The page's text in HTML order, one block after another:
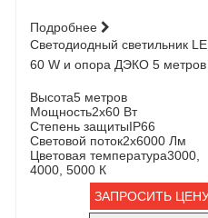
Подробнее
Светодиодный светильник
60 W и опора ДЭКО 5 метров
Высота5 метров
Мощность2х60 Вт
Степень защитыIP66
Световой поток2х6000 Лм
Цветовая температура3000,
4000, 5000 К
ЗАПРОСИТЬ